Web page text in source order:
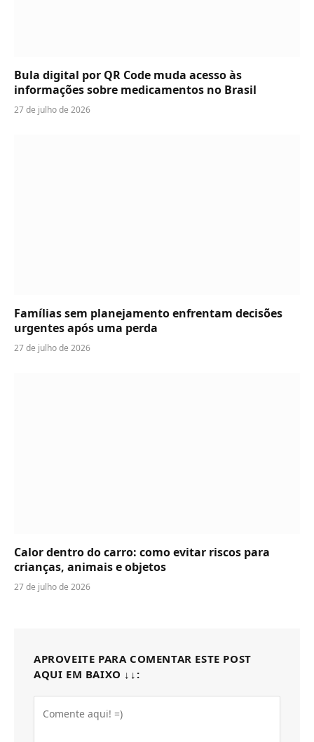
Bula digital por QR Code muda acesso às
informações sobre medicamentos no Brasil
27 de julho de 2026
Famílias sem planejamento enfrentam decisões
urgentes após uma perda
27 de julho de 2026
Calor dentro do carro: como evitar riscos para
crianças, animais e objetos
27 de julho de 2026
APROVEITE PARA COMENTAR ESTE POST
AQUI EM BAIXO ↓↓: